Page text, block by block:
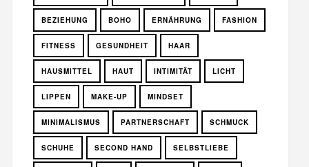
BEZIEHUNG BOHO ERNÄHRUNG FASHION
FITNESS GESUNDHEIT HAAR
HAUSMITTEL HAUT INTIMITÄT LICHT
LIPPEN MAKE-UP MINDSET
MINIMALISMUS PARTNERSCHAFT SCHMUCK
SCHUHE SECOND HAND SELBSTLIEBE